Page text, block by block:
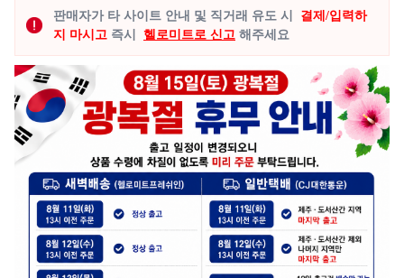
판매자가 타 사이트 안내 및 직거래 유도 시
결제/입력하
지 마시고 즉시 헬로미트로 신고 해주세요